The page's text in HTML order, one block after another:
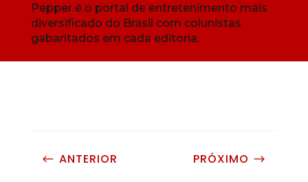
Pepper é o portal de entretenimento mais
diversificado do Brasil com colunistas
gabaritados em cada editoria.
# ANTERIOR PRÓXIMO $